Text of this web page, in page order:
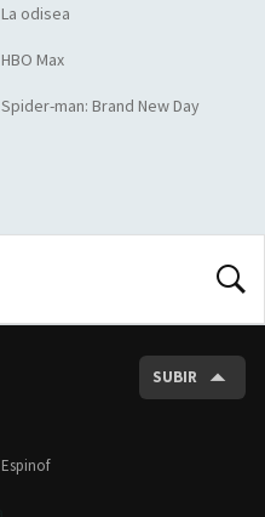
La odisea
HBO Max
Spider-man: Brand New Day
SUBIR
Espinof